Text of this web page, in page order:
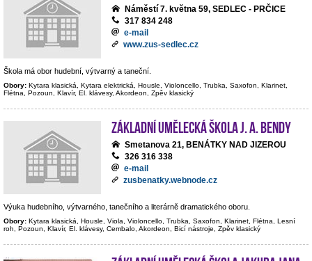
Náměstí 7. května 59, SEDLEC - PRČICE
317 834 248
e-mail
www.zus-sedlec.cz
Škola má obor hudební, výtvarný a taneční.
Obory: Kytara klasická, Kytara elektrická, Housle, Violoncello, Trubka, Saxofon, Klarinet,
Flétna, Pozoun, Klavír, El. klávesy, Akordeon, Zpěv klasický
Základní umělecká škola J. A. Bendy
Smetanova 21, BENÁTKY NAD JIZEROU
326 316 338
e-mail
zusbenatky.webnode.cz
Výuka hudebního, výtvarného, tanečního a literárně dramatického oboru.
Obory: Kytara klasická, Housle, Viola, Violoncello, Trubka, Saxofon, Klarinet, Flétna, Lesní
roh, Pozoun, Klavír, El. klávesy, Cembalo, Akordeon, Bicí nástroje, Zpěv klasický